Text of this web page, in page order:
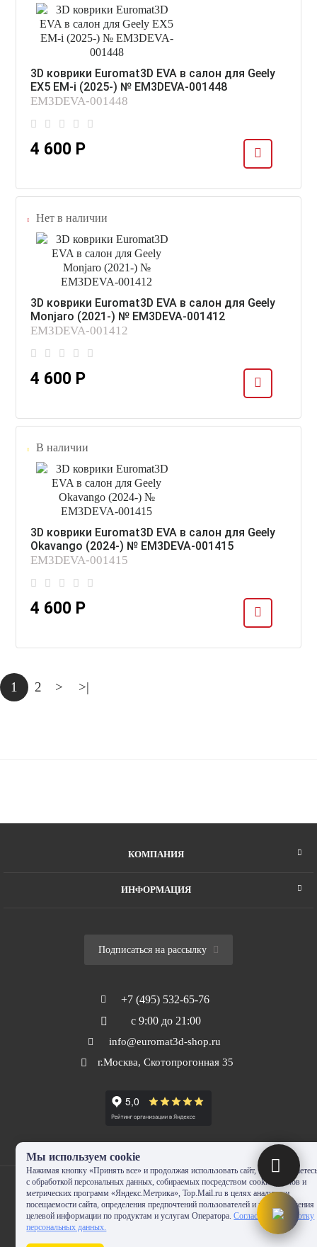
3D коврики Euromat3D EVA в салон для Geely
EX5 EM-i (2025-) № EM3DEVA-001448
EM3DEVA-001448
4 600 Р
Нет в наличии
3D коврики Euromat3D EVA в салон для Geely
Monjaro (2021-) № EM3DEVA-001412
EM3DEVA-001412
4 600 Р
В наличии
3D коврики Euromat3D EVA в салон для Geely
Okavango (2024-) № EM3DEVA-001415
EM3DEVA-001415
4 600 Р
1 2 > >|
КОМПАНИЯ
ИНФОРМАЦИЯ
Подписаться на рассылку
+7 (495) 532-65-76
с 9:00 до 21:00
info@euromat3d-shop.ru
г.Москва, Скотопрогонная 35
© 2010-2024 - EUROMAT|3D-SHOP.RU. Все права защищены. Копирование
Мы используем cookie
Нажимая кнопку «Принять все» и продолжая использовать сайт, Вы
с обработкой персональных данных, собираемых посредством cookie-файлов и
метрических программ «Яндекс.Метрика», Top.Mail.ru в целях аналитики
посещаемости сайта, определения предпочтений пользователей и предоставления
целевой информации по продуктам и услугам Оператора.Согласие на обработку
персональных данных.